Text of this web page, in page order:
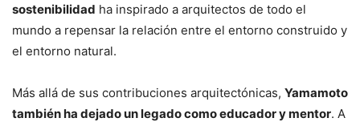
sostenibilidad ha inspirado a arquitectos de todo el
mundo a repensar la relación entre el entorno construido y
el entorno natural.
Más allá de sus contribuciones arquitectónicas, Yamamoto
también ha dejado un legado como educador y mentor. A